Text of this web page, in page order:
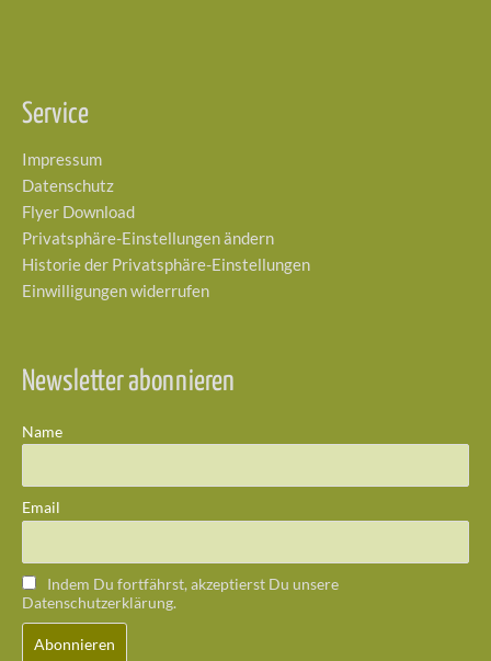
Service
Impressum
Datenschutz
Flyer Download
Privatsphäre-Einstellungen ändern
Historie der Privatsphäre-Einstellungen
Einwilligungen widerrufen
Newsletter abonnieren
Name
Email
Indem Du fortfährst, akzeptierst Du unsere
Datenschutzerklärung.